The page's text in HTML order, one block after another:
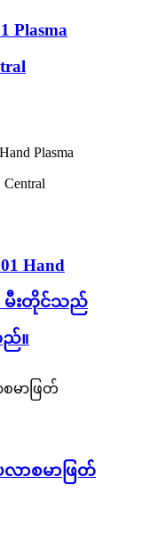
Plasma
Hand
မီးတိုင်သည်
ည်။
ပလာစမာဖြတ်